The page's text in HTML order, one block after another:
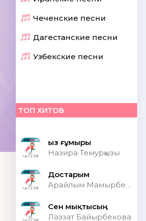
Чеченские песни
Дагестанские песни
Узбекские песни
ТОП ХИТОВ
Қыз ғұмыры
Назира Темурқызы
Достарым
Арайлым Мамырбекқызы
Сен мықтысың
Ләззат Байырбекова